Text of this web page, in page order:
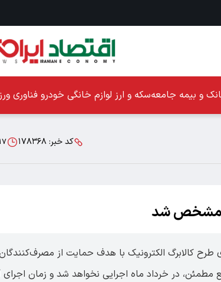
و بیمه جامعهسکه و ارز لوازم خانگی خودرو فناوری
کد خبر: ۱۷۸۳۶۸ ۱۷ خرداد ۱۴۰۴ ۰۸:۱۴
مشخص شد
اجرای طرح کالابرگ الکترونیک با هدف حمایت از
مطمئن، در خرداد ماه اجرایی نخواهد شد و زمان اجرای